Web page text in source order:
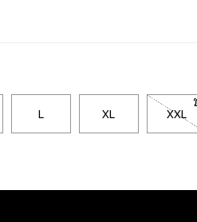
L XL XXL
-